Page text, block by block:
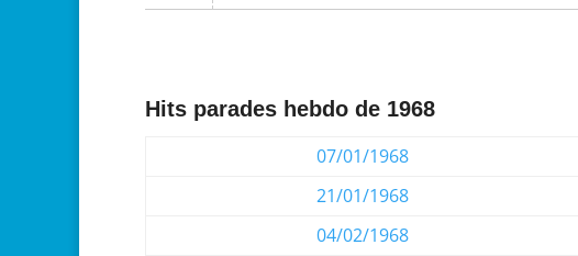
Hits parades hebdo de 1968
07/01/1968
21/01/1968
04/02/1968